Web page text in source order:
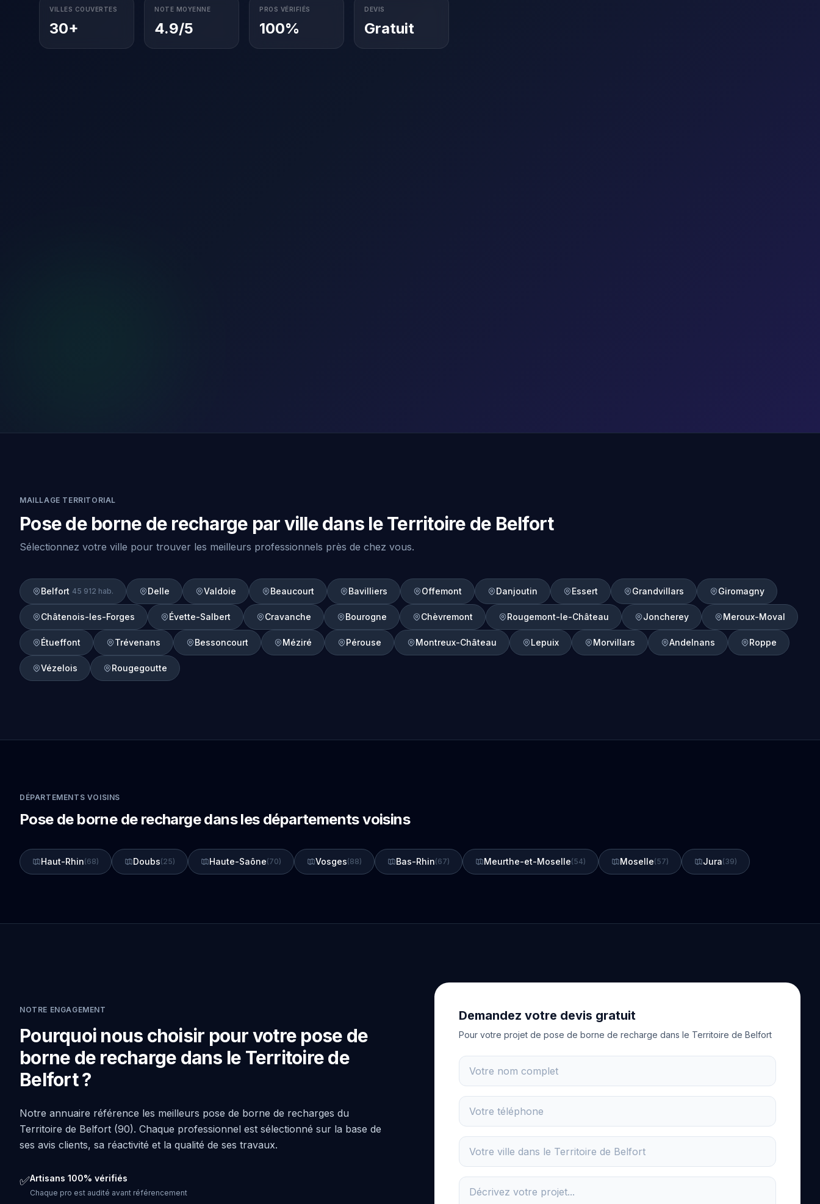
VILLES COUVERTES
30+
NOTE MOYENNE
4.9/5
PROS VÉRIFIÉS
100%
DEVIS
Gratuit
MAILLAGE TERRITORIAL
Pose de borne de recharge par ville dans le Territoire de Belfort
Sélectionnez votre ville pour trouver les meilleurs professionnels près de chez vous.
Belfort 45 912 hab. Delle Valdoie Beaucourt Bavilliers Offemont Danjoutin Essert Grandvillars Giromagny
Châtenois-les-Forges Évette-Salbert Cravanche Bourogne Chèvremont Rougemont-le-Château Joncherey Meroux-Moval
Étueffont Trévenans Bessoncourt Méziré Pérouse Montreux-Château Lepuix Morvillars Andelnans Roppe
Vézelois Rougegoutte
DÉPARTEMENTS VOISINS
Pose de borne de recharge dans les départements voisins
Haut-Rhin(68) Doubs(25) Haute-Saône(70) Vosges(88) Bas-Rhin(67) Meurthe-et-Moselle(54) Moselle(57) Jura(39)
NOTRE ENGAGEMENT
Pourquoi nous choisir pour votre pose de
borne de recharge dans le Territoire de
Belfort ?
Notre annuaire référence les meilleurs pose de borne de recharges du
Territoire de Belfort (90). Chaque professionnel est sélectionné sur la base de
ses avis clients, sa réactivité et la qualité de ses travaux.
✅Artisans 100% vérifiés
Chaque pro est audité avant référencement
Demandez votre devis gratuit
Pour votre projet de pose de borne de recharge dans le Territoire de Belfort